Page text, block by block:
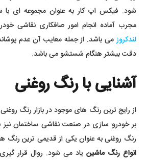
شود. فیکس اپ کار به عنوان مجموعه ای با
مجرب آماده انجام امور صافکاری نقاشی
لندکروز می باشد. از جمله معایب آن عدم
دقت بیشتر هنگام شستشو می باشد.
آشنایی با رنگ روغنی
از رایج ترین رنگ های موجود در بازار رنگ
بر خودرو سازی در صنعت نقاشی ساختمان
رنگ روغنی به عنوان یکی از قدیمی ترین رنگ
انواع رنگ ماشین یاد می شود. روال قرار